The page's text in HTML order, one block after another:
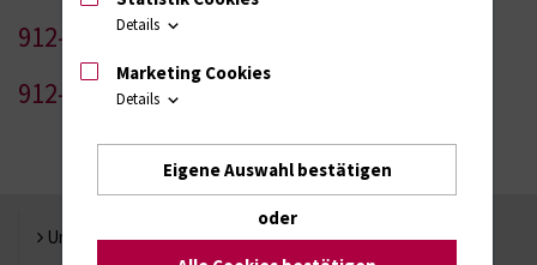
912-1
912-2
Universität Rostock
Details
Marketing Cookies
Details
Eigene Auswahl bestätigen
oder